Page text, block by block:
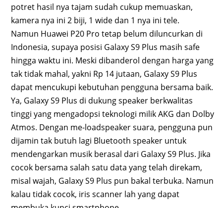
potret hasil nya tajam sudah cukup memuaskan,
kamera nya ini 2 biji, 1 wide dan 1 nya ini tele.
Namun Huawei P20 Pro tetap belum diluncurkan di
Indonesia, supaya posisi Galaxy S9 Plus masih safe
hingga waktu ini. Meski dibanderol dengan harga yang
tak tidak mahal, yakni Rp 14 jutaan, Galaxy S9 Plus
dapat mencukupi kebutuhan pengguna bersama baik.
Ya, Galaxy S9 Plus di dukung speaker berkwalitas
tinggi yang mengadopsi teknologi milik AKG dan Dolby
Atmos. Dengan me-loadspeaker suara, pengguna pun
dijamin tak butuh lagi Bluetooth speaker untuk
mendengarkan musik berasal dari Galaxy S9 Plus. Jika
cocok bersama salah satu data yang telah direkam,
misal wajah, Galaxy S9 Plus pun bakal terbuka. Namun
kalau tidak cocok, iris scanner lah yang dapat